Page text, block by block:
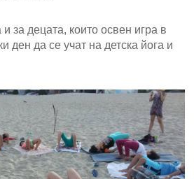
за децата, които освен игра в
ден да се учат на детска йога и